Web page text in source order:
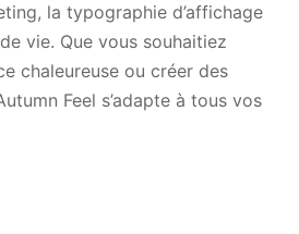
la typographie d’affichage
vie. Que vous souhaitiez
chaleureuse ou créer des
Feel s’adapte à tous vos